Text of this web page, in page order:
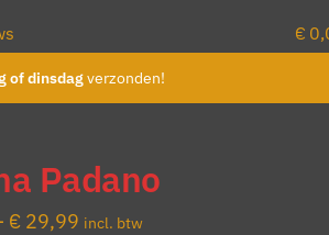
€
of dinsdagverzonden!
Padano
€29,99Prijsklasse:
incl. btw